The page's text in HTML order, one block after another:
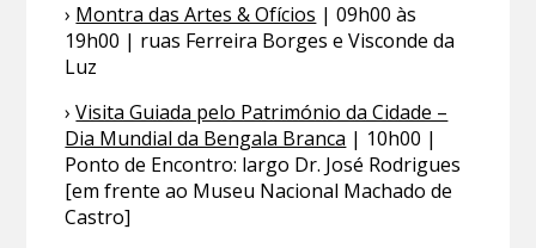
› Montra das Artes & Ofícios | 09h00 às
19h00 | ruas Ferreira Borges e Visconde da
Luz
›Visita Guiada pelo Património da Cidade –
Dia Mundial da Bengala Branca | 10h00 |
Ponto de Encontro: largo Dr. José Rodrigues
[em frente ao Museu Nacional Machado de
Castro]